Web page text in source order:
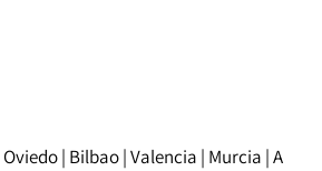
Oviedo| Bilbao|Valencia | Murcia |A